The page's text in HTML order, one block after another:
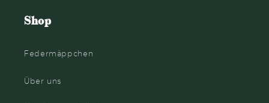
Shop
Federmäppchen
Über uns